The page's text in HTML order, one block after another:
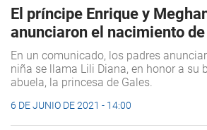
El príncipe Enrique y
anunciaron el nacimiento
En un comunicado, los padres
niña se llama Lili Diana, en honor a su
abuela, la princesa de Gales.
6 DE JUNIO DE 2021 - 14:00